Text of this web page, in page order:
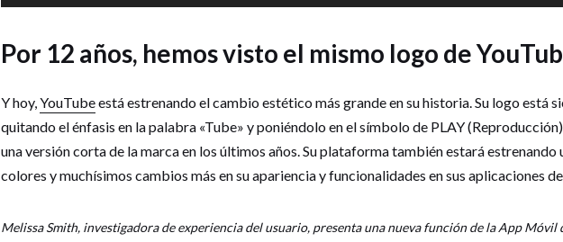
Por 12 años, hemos visto el mismo logo de
Y hoy,YouTubeestá estrenando el cambio estético más grande en su historia. Su logo está
quitando el énfasis en la palabra «Tube» y poniéndolo en el símbolo de PLAY
una versión corta de la marca en los últimos años. Su plataforma también estará estrenando
colores y muchísimos cambios más en su apariencia y funcionalidades en sus aplicaciones
Melissa Smith, investigadora de experiencia del usuario, presenta una nueva función de la App Móvil